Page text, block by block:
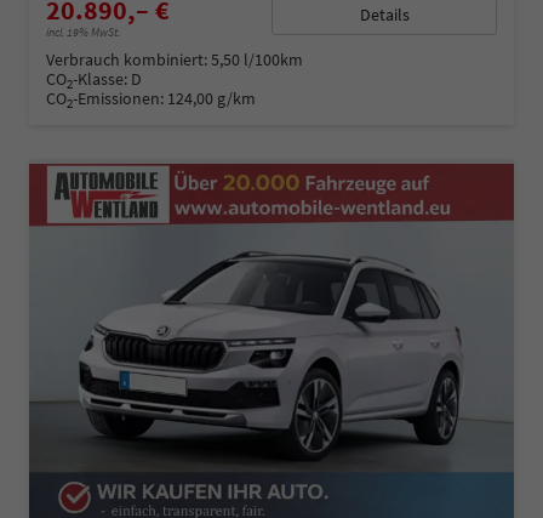
20.890,– €
incl. 19% MwSt.
Details
Verbrauch kombiniert:5,50 l/100km
CO2-Klasse: D
CO2-Emissionen: 124,00 g/km